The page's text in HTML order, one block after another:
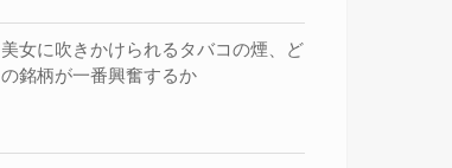
美女に吹きかけられるタバコの煙、ど
の銘柄が一番興奮するか